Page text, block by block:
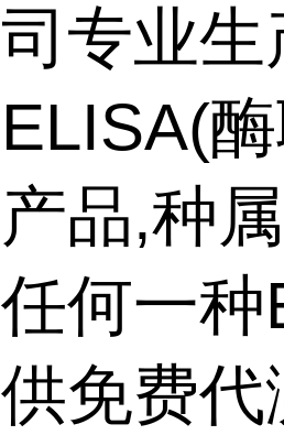
司专业
ELISA(
产品,种
任何一
供免费